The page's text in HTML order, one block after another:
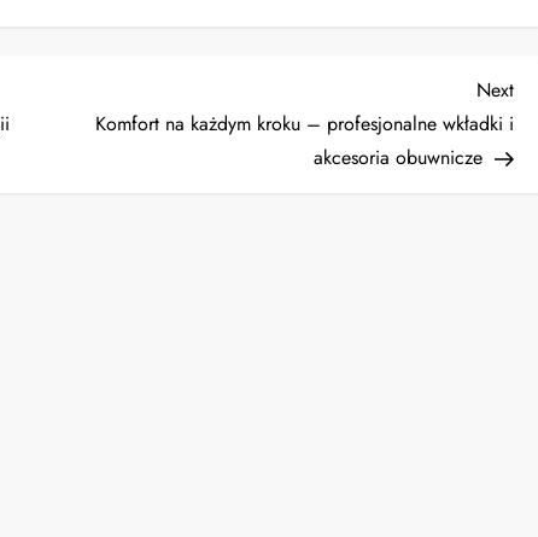
Next
Post
Next
Komfort na każdym kroku – profesjonalne wkładki i
akcesoria obuwnicze